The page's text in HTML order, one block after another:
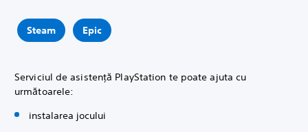
Steam Epic
Serviciul de asistență PlayStation te poate ajuta cu
următoarele:
instalarea jocului